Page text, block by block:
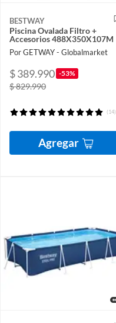
BESTWAY
Piscina Ovalada Filtro +
Accesorios 488X350X107M
Por GETWAY - Globalmarket
$ 389.990 -53%
$ 829.990
(14)
Agregar